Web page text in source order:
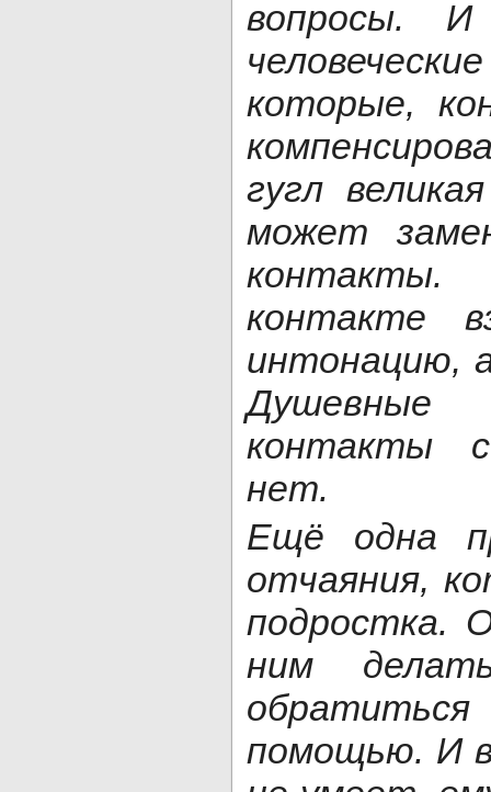
вопросы. И
которые,
гугл
может
контакты.
контакте
интонацию,
Душевные
контакты
нет.
Ещё одна
отчаяния,
подростка.
ним
помощью. И